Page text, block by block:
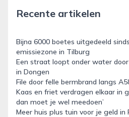
Recente artikelen
Bijna 6000 boetes uitgedeeld
emissiezone in Tilburg
Een straat loopt onder water
in Dongen
File door felle bermbrand langs
Kaas en friet verdragen elkaar in
dan moet je wel meedoen’
Meer huis plus tuin voor je geld in